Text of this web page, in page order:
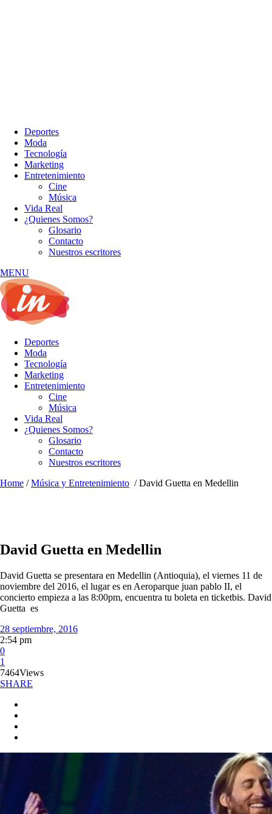
Deportes
Moda
Tecnología
Marketing
Entretenimiento
Cine
Música
Vida Real
¿Quienes Somos?
Glosario
Contacto
Nuestros escritores
MENU
Deportes
Moda
Tecnología
Marketing
Entretenimiento
Cine
Música
Vida Real
¿Quienes Somos?
Glosario
Contacto
Nuestros escritores
Home /Música y Entretenimiento /David Guetta en Medellin
David Guetta en Medellin
David Guetta se presentara en Medellin (Antioquia), el viernes 11 de
noviembre del 2016, el lugar es en Aeroparque juan pablo II, el
concierto empieza a las 8:00pm, encuentra tu boleta en ticketbis. David
Guetta es
28 septiembre, 2016
2:54 pm
0
1
7464Views
SHARE